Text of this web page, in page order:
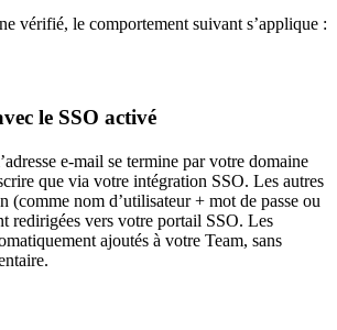
vérifié, le comportement suivant s’applique :
le SSO activé
e-mail se termine par votre domaine
que via votre intégration SSO. Les autres
(comme nom d’utilisateur + mot de passe ou
redirigées vers votre portail SSO. Les
ajoutés à votre Team, sans